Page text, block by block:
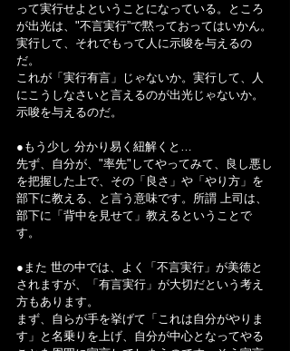
って実行せよということになっている。ところ
が出光は、"不言実行”で黙っておってはいかん。
実行して、それでもって人に示唆を与えるの
だ。
これが「実行有言」じゃないか。実行して、人
にこうしなさいと言えるのが出光じゃないか。
示唆を与えるのだ。
●もう少し 分かり易く紐解くと…
先ず、自分が、"率先"してやってみて、良し悪し
を把握した上で、その「良さ」や「やり方」を
部下に教える、と言う意味です。所謂 上司は、
部下に「背中を見せて」教えるということで
す。
●また 世の中では、よく「不言実行」が美徳と
されますが、「有言実行」が大切だという考え
方もあります。
まず、自らが手を挙げて「これは自分がやりま
す」と名乗りを上げ、自分が中心となってやる